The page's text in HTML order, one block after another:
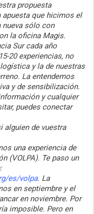
propuesta
apuesta que hicimos el
nueva sólo con
la oficina Magis.
Sur cada año
20 experiencias, no
y la de nuestras
La entendemos
y de sensibilización.
y cualquier
puedes conectar
alguien de vuestra
una experiencia de
(VOLPA). Te paso un
es/volpa. La
en septiembre y el
en noviembre. Por
imposible. Pero en